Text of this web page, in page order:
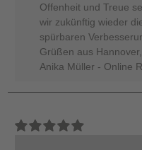
Offenheit und Treue
wir zukünftig wieder
spürbaren
Grüßen aus
Anika Müller - Online